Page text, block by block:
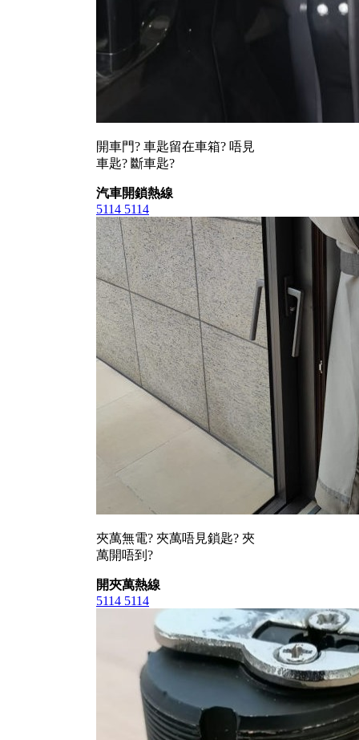
開車門? 車匙留在車箱? 唔見
車匙? 斷車匙?
汽車開鎖熱線
5114 5114
夾萬無電? 夾萬唔見鎖匙? 夾
萬開唔到?
開夾萬熱線
5114 5114